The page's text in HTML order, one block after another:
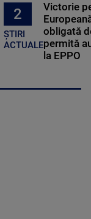
2
ȘTIRI
ACTUALE
Victorie
obligată
permită
la EPPO